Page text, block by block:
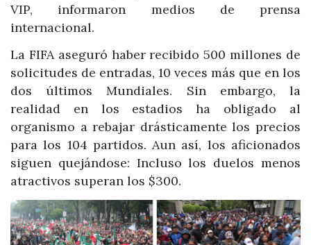
VIP, informaron medios de prensa
internacional.
La FIFA aseguró haber recibido 500 millones de
solicitudes de entradas, 10 veces más que en los
dos últimos Mundiales. Sin embargo, la
realidad en los estadios ha obligado al
organismo a rebajar drásticamente los precios
para los 104 partidos. Aun así, los aficionados
siguen quejándose: Incluso los duelos menos
atractivos superan los $300.